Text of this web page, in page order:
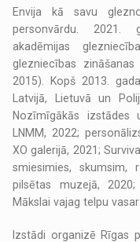
Envija kā savu
personvārdu. 2021.
akadēmijas
glezniecības
2015). Kopš 2013.
Latvijā, Lietuvā un
Nozīmīgākās izstādes
LNMM, 2022;
XO galerijā, 2021;
smiesimies, skumsim,
pilsētas muzejā,
Mākslai vajag telpu
Izstādi organizē Rīgas